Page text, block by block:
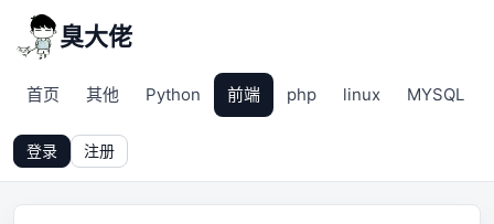
臭大佬
首页 其他 Python 前端 php linux MYSQL
登录 注册